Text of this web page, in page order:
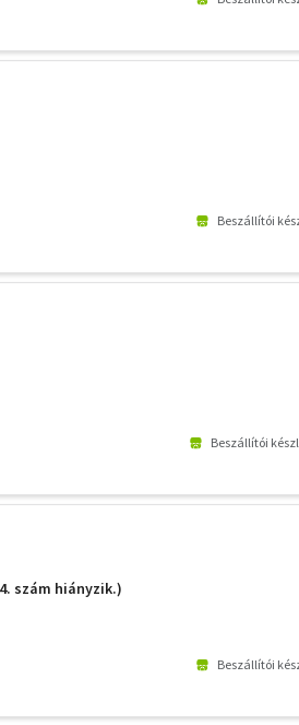
Beszállítói
Beszállítói
szám hiányzik.)
Beszállítói